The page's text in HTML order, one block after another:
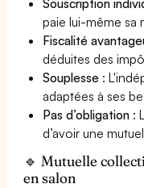
paie lui-même sa
Fiscalité
déduites des
Souplesse :
adaptées à ses
Pas d’obligation :
d’avoir une
🔹 Mutuelle
en salon